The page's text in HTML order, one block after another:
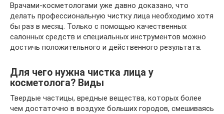
Врачами-косметологами уже давно доказано, что
делать профессиональную чистку лица необходимо хотя
бы раз в месяц. Только с помощью качественных
салонных средств и специальных инструментов можно
достичь положительного и действенного результата.
Для чего нужна чистка лица у
косметолога? Виды
Твердые частицы, вредные вещества, которых более
чем достаточно в воздухе больших городов, смешиваясь